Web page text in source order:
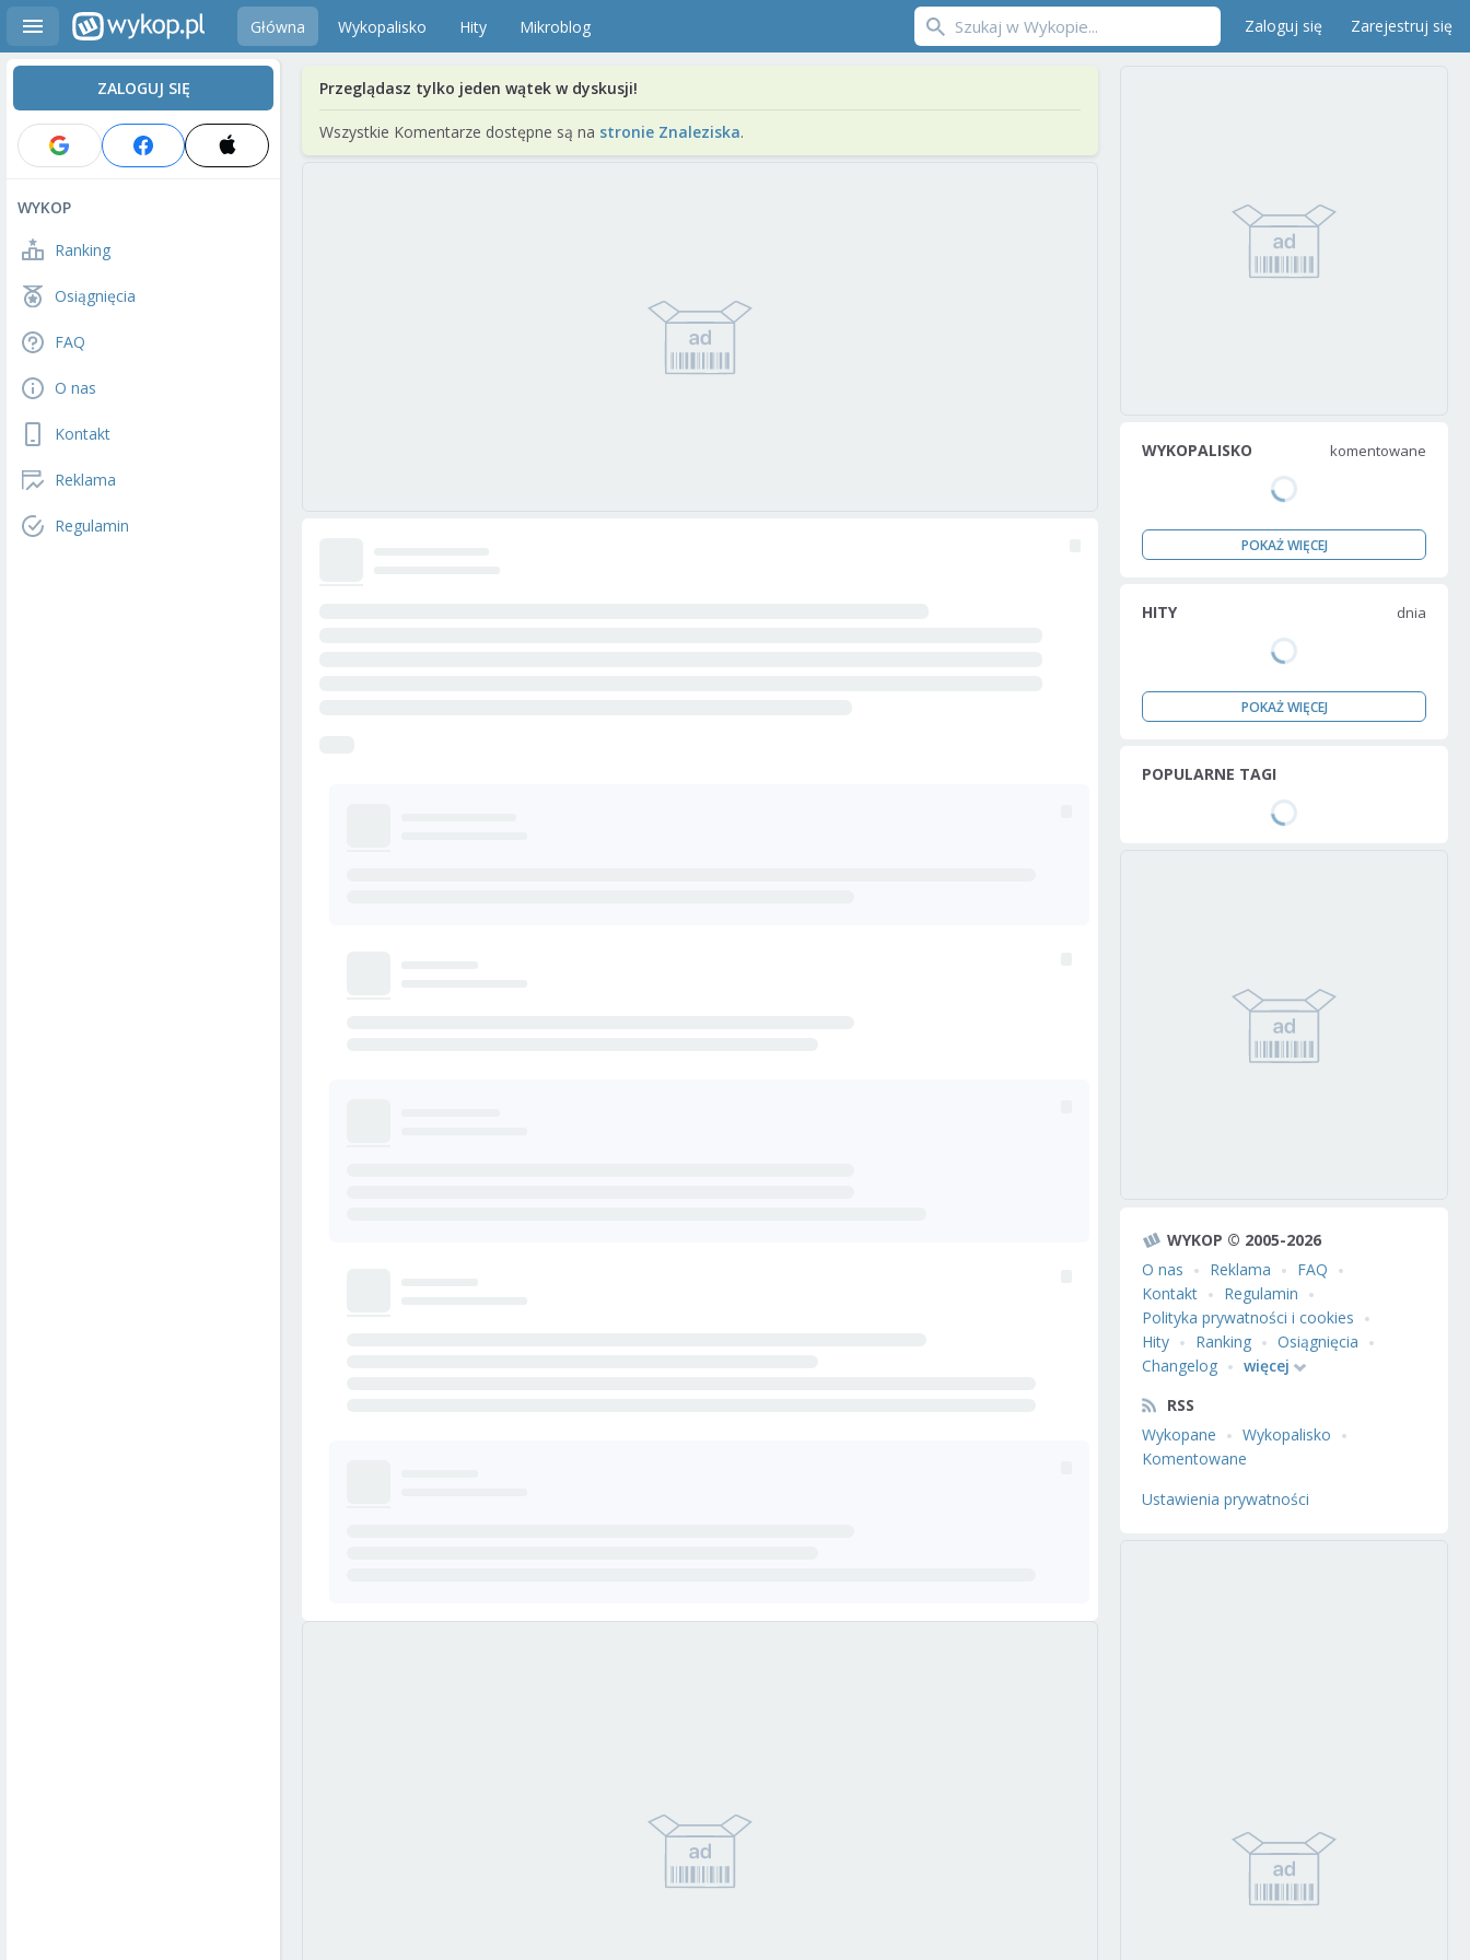
Główna Wykopalisko Hity Mikroblog Zaloguj się Zarejestruj się
ZALOGUJ SIĘ
WYKOP
Ranking
Osiągnięcia
FAQ
O nas
Kontakt
Reklama
Regulamin
Przeglądasz tylko jeden wątek w dyskusji!
Wszystkie Komentarze dostępne są na stronie Znaleziska.
WYKOPALISKO komentowane
POKAŻ WIĘCEJ
HITY dnia
POKAŻ WIĘCEJ
POPULARNE TAGI
WYKOP © 2005-2026
O nas
Reklama
FAQ
Kontakt
Regulamin
Polityka prywatności i cookies
Hity
Ranking
Osiągnięcia
Changelog
więcej
RSS
Wykopane
Wykopalisko
Komentowane
Ustawienia prywatności